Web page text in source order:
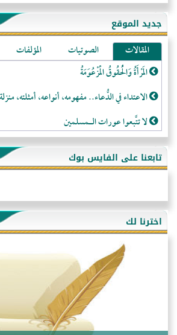
جديد الموقع
المقالات الصوتيات
المؤلفات
المَرْأَةُ وَالْحُقُوقُ الْمَزْعُوَمَةُ
الاعتداء في الدُّعاء.. مفهومه، أنواعه، أمثلته،
لا تتَّبعوا عورات الـمسلمين
فقه النَّصيحة عند الصَّحابة الكرام رضي الله عنهم
لَا عِزَّةَ إِلَّا بِالإِسْلَامِ
هذه سبيلنا فماذا تنقمون؟!
أُسُـسُ بَـيْـتِ الـمُسْـلِمِ
التَّعْلِيمُ القُرْآنِي
كلمة إلى إخواني السلفيين في الجزائر
تابعنا على الفايس بوك
اخترنا لك